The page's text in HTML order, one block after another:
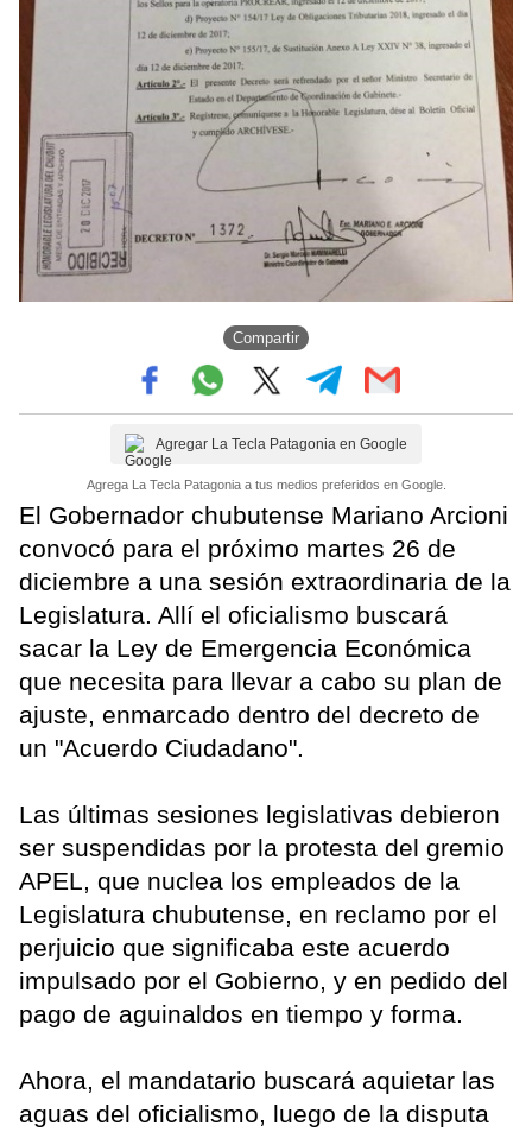
Compartir
Agregar La Tecla Patagonia en Google
Agrega La Tecla Patagonia a tus medios preferidos en Google.
El Gobernador chubutense Mariano Arcioni
convocó para el próximo martes 26 de
diciembre a una sesión extraordinaria de la
Legislatura. Allí el oficialismo buscará
sacar la Ley de Emergencia Económica
que necesita para llevar a cabo su plan de
ajuste, enmarcado dentro del decreto de
un "Acuerdo Ciudadano".
Las últimas sesiones legislativas debieron
ser suspendidas por la protesta del gremio
APEL, que nuclea los empleados de la
Legislatura chubutense, en reclamo por el
perjuicio que significaba este acuerdo
impulsado por el Gobierno, y en pedido del
pago de aguinaldos en tiempo y forma.
Ahora, el mandatario buscará aquietar las
aguas del oficialismo, luego de la disputa